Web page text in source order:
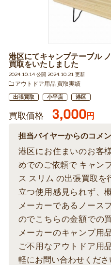
港区にてキャンプテーブル
買取をいたしました
2024.10.14 公開 2024.10.21 更新
アウトドア用品 買取実績
出張買取 小平店 港区
買取価格 3,000円
担当バイヤーからのコメ
港区にお住まいのお客
めでのご依頼で キャン
ス スリム の出張買取を
立つ使用感見られず、
メーカーであるノース
のでこちらの金額での
メーカーのキャンプ用
ご不用なアウトドア用
軽にお問い合わせくださ